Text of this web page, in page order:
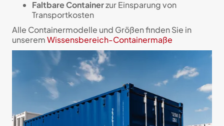
Faltbare Containerzur Einsparung von
Transportkosten
Alle Containermodelle und Größen finden Sie in
unseremWissensbereich-Containermaße